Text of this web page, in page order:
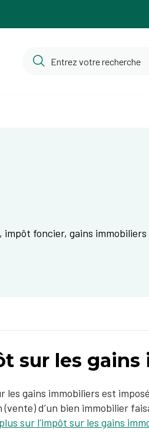
foncier, gains immobiliers
sur les
les gains immobiliers est
(vente) d’un bien immobilier
sur l'impôt sur les gains